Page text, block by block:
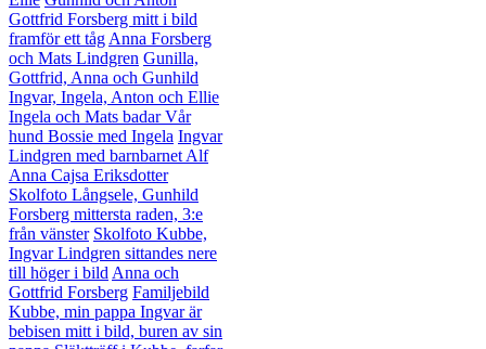
Gottfrid Forsberg mitt i bild
framför ett tåg Anna Forsberg
och Mats Lindgren Gunilla,
Gottfrid, Anna och Gunhild
Ingvar, Ingela, Anton och Ellie
Ingela och Mats badarVår
hund Bossie med Ingela Ingvar
Lindgren med barnbarnet Alf
Anna Cajsa Eriksdotter
Skolfoto Långsele, Gunhild
Forsberg mittersta raden, 3:e
från vänster Skolfoto Kubbe,
Ingvar Lindgren sittandes nere
till höger i bild Anna och
Gottfrid Forsberg Familjebild
Kubbe, min pappa Ingvar är
bebisen mitt i bild, buren av sin